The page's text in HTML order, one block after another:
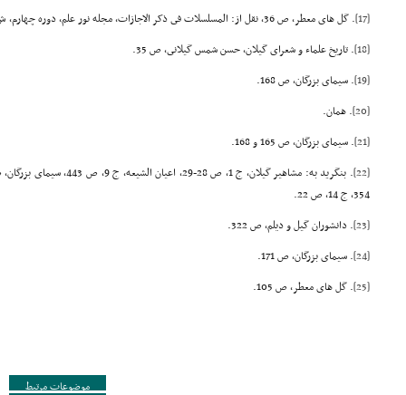
[17]
. گل هاى معطر، ص 36، نقل از: المسلسلات فى ذکر الاجازات، مجله نور علم، دوره چهارم، ش اول، ص 51.
[18]
. تاریخ علماء و شعراى گیلان، حسن شمس گیلانى، ص 35.
[19]
. سیماى بزرگان، ص 168.
[20]
. همان.
[21]
. سیماى بزرگان، ص 165 و 168.
[22]
354، ج 14، ص 22.
[23]
. دانشوران گیل و دیلم، ص 322.
[24]
. سیماى بزرگان، ص 171.
[25]
. گل هاى معطر، ص 105.
موضوعات مرتبط